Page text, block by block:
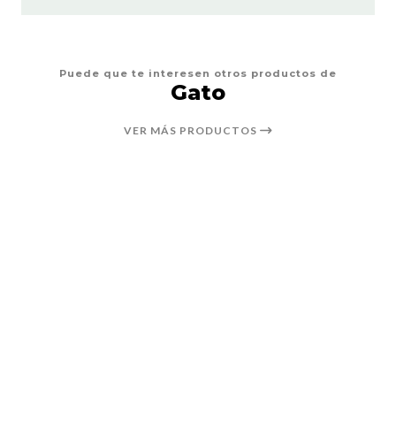
Puede que te interesen otros productos de
Gato
VER MÁS PRODUCTOS